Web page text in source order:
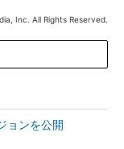
Inc. All Rights Reserved.
ョンを公開